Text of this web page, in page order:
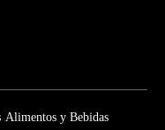
Alimentos y Bebidas